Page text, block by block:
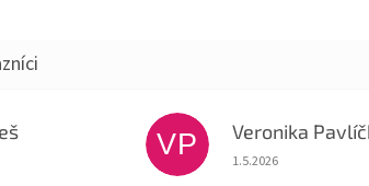
je 1 z 5 hvězdiček.VP Hodnocení obchodu
1.5.2026